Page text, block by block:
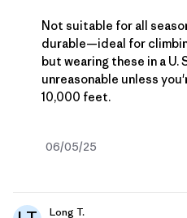
Not suitable for all
durable—ideal for
but wearing these in a U.
unreasonable unless
10,000 feet.
Date
06/05/25
Long T.